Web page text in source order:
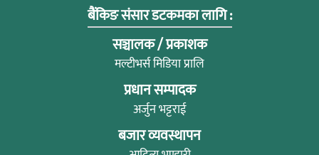
बैंकिङ संसार डटकमका लागि :
सञ्चालक / प्रकाशक
मल्टीभर्स मिडिया प्रालि
प्रधान सम्पादक
अर्जुन भट्टराई
बजार व्यवस्थापन